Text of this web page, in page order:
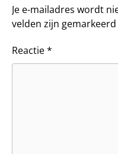
Je e-mailadres wordt
velden zijn
Reactie*